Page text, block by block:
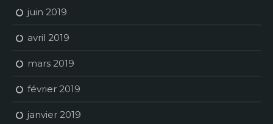
juin 2019
avril 2019
mars 2019
février 2019
janvier 2019